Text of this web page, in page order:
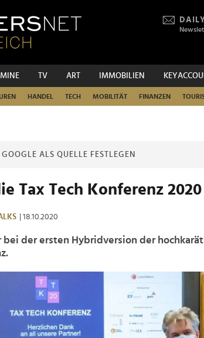
TV ART IMMOBILIEN
HANDEL TECH MOBILITÄT FINANZEN
ALS QUELLE FESTLEGEN
Tax Tech Konferenz 2020
| 18.10.2020
bei der ersten Hybridversion der